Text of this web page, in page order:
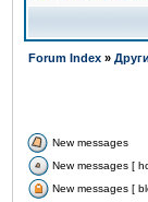
Forum Index »
New messages
New messages [
New messages [